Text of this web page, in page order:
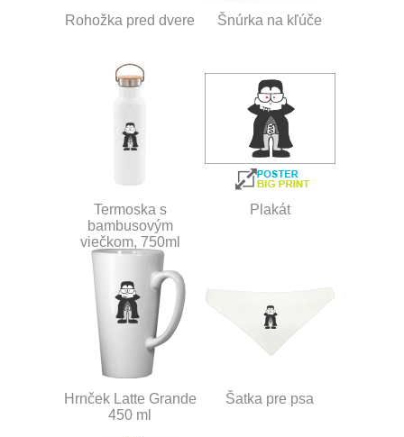
Rohožka pred dvere Šnúrka na kľúče
Termoska s
bambusovým
viečkom, 750ml
Plakát
Hrnček Latte Grande
450 ml
Šatka pre psa